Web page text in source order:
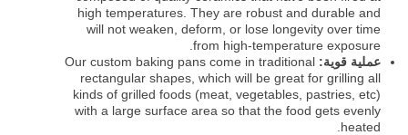
high temperatures. They are robust and durable and
will not weaken, deform, or lose longevity over time
from high-temperature exposure.
عملية قوية: Our custom baking pans come in traditional
rectangular shapes, which will be great for grilling all
kinds of grilled foods (meat, vegetables, pastries, etc)
with a large surface area so that the food gets evenly
heated.